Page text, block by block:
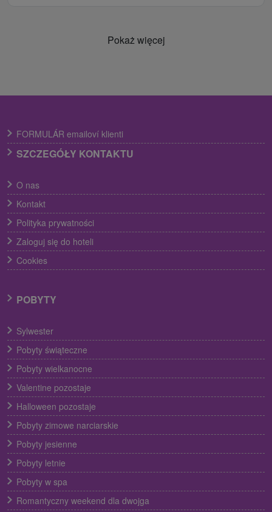
Pokaż więcej
FORMULÁR emailoví klienti
SZCZEGÓŁY KONTAKTU
O nas
Kontakt
Polityka prywatności
Zaloguj się do hoteli
Cookies
POBYTY
Sylwester
Pobyty świąteczne
Pobyty wielkanocne
Valentine pozostaje
Halloween pozostaje
Pobyty zimowe narciarskie
Pobyty jesienne
Pobyty letnie
Pobyty w spa
Romantyczny weekend dla dwojga